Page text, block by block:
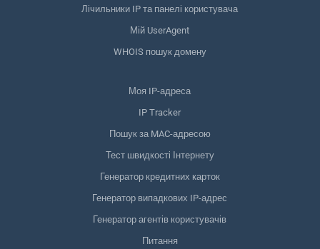
Лічильники IP та панелі користувача
Мій UserAgent
WHOIS пошук домену
Моя IP-адреса
IP Tracker
Пошук за MAC-адресою
Тест швидкості Інтернету
Генератор кредитних карток
Генератор випадкових IP-адрес
Генератор агентів користувачів
Питання